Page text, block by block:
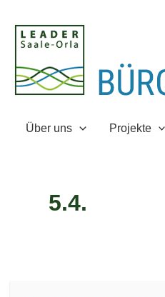
Inhalt
springen
Über uns Projekte
5.4.